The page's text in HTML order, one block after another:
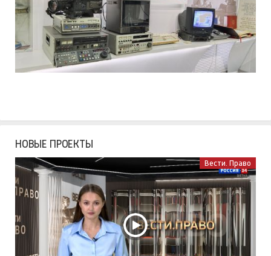
НОВЫЕ ПРОЕКТЫ
Вести. Право